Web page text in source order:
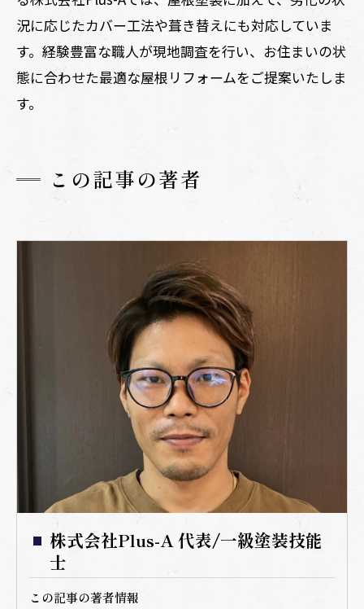
況に応じたカバー工法や葺き替えにも対応していま
す。経験豊富な職人が現地調査を行い、お住まいの状
態に合わせた最適な屋根リフォームをご提案いたしま
す。
この記事の著者
株式会社Plus-A 代表/一級塗装技能
士
この記事の著者情報